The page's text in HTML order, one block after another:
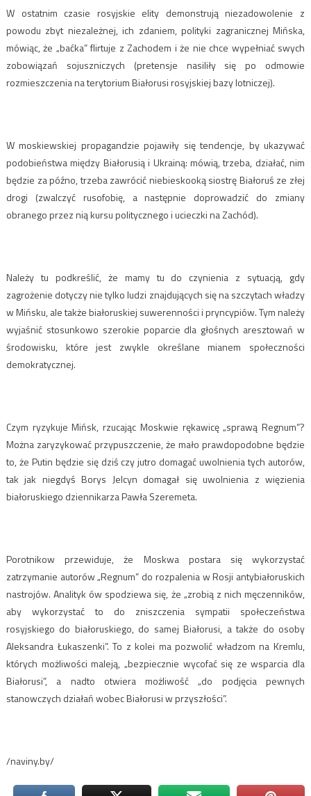
W ostatnim czasie rosyjskie elity demonstrują niezadowolenie z
powodu zbyt niezależnej, ich zdaniem, polityki zagranicznej Mińska,
mówiąc, że „baćka” flirtuje z Zachodem i że nie chce wypełniać swych
zobowiązań sojuszniczych (pretensje nasiliły się po odmowie
rozmieszczenia na terytorium Białorusi rosyjskiej bazy lotniczej).
W moskiewskiej propagandzie pojawiły się tendencje, by ukazywać
podobieństwa między Białorusią i Ukrainą: mówią, trzeba, działać, nim
będzie za późno, trzeba zawrócić niebieskooką siostrę Białoruś ze złej
drogi (zwalczyć rusofobię, a następnie doprowadzić do zmiany
obranego przez nią kursu politycznego i ucieczki na Zachód).
Należy tu podkreślić, że mamy tu do czynienia z sytuacją, gdy
zagrożenie dotyczy nie tylko ludzi znajdujących się na szczytach władzy
w Mińsku, ale także białoruskiej suwerenności i pryncypiów. Tym należy
wyjaśnić stosunkowo szerokie poparcie dla głośnych aresztowań w
środowisku, które jest zwykle określane mianem społeczności
demokratycznej.
Czym ryzykuje Mińsk, rzucając Moskwie rękawicę „sprawą Regnum”?
Można zaryzykować przypuszczenie, że mało prawdopodobne będzie
to, że Putin będzie się dziś czy jutro domagać uwolnienia tych autorów,
tak jak niegdyś Borys Jelcyn domagał się uwolnienia z więzienia
białoruskiego dziennikarza Pawła Szeremeta.
Porotnikow przewiduje, że Moskwa postara się wykorzystać
zatrzymanie autorów „Regnum” do rozpalenia w Rosji antybiałoruskich
nastrojów. Analityk ów spodziewa się, że „zrobią z nich męczenników,
aby wykorzystać to do zniszczenia sympatii społeczeństwa
rosyjskiego do białoruskiego, do samej Białorusi, a także do osoby
Aleksandra Łukaszenki”. To z kolei ma pozwolić władzom na Kremlu,
których możliwości maleją, „bezpiecznie wycofać się ze wsparcia dla
Białorusi”, a nadto otwiera możliwość „do podjęcia pewnych
stanowczych działań wobec Białorusi w przyszłości”.
/naviny.by/